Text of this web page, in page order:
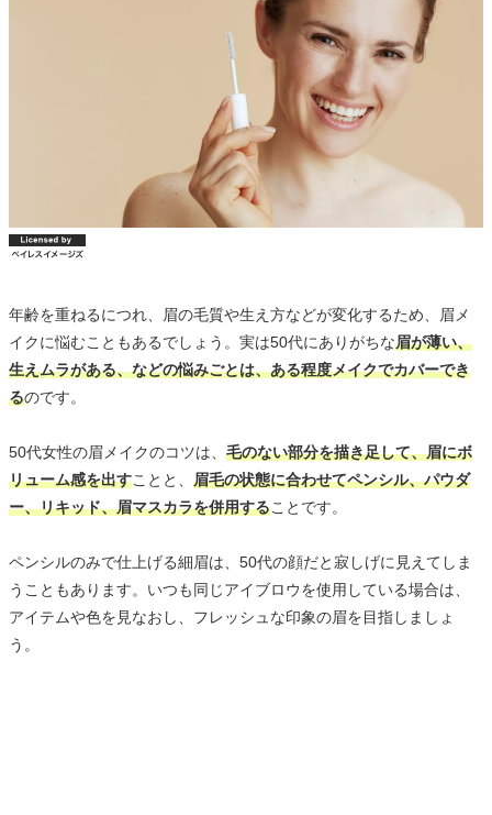
年齢を重ねるにつれ、眉の毛質や生え方などが変化するため、眉メ
イクに悩むこともあるでしょう。実は50代にありがちな眉が薄い、
生えムラがある、などの悩みごとは、ある程度メイクでカバーでき
るのです。
50代女性の眉メイクのコツは、 毛のない部分を描き足して、眉にボ
リューム感を出すことと、 眉毛の状態に合わせてペンシル、パウダ
ー、リキッド、眉マスカラを併用することです。
ペンシルのみで仕上げる細眉は、50代の顔だと寂しげに見えてしま
うこともあります。いつも同じアイブロウを使用している場合は、
アイテムや色を見なおし、フレッシュな印象の眉を目指しましょ
う。